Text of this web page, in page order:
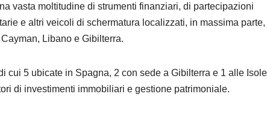
vasta moltitudine di strumenti finanziari, di partecipazioni
e altri veicoli di schermatura localizzati, in massima parte,
Libano e Gibilterra.
cui 5 ubicate in Spagna, 2 con sede a Gibilterra e 1 alle Isole
di investimenti immobiliari e gestione patrimoniale.